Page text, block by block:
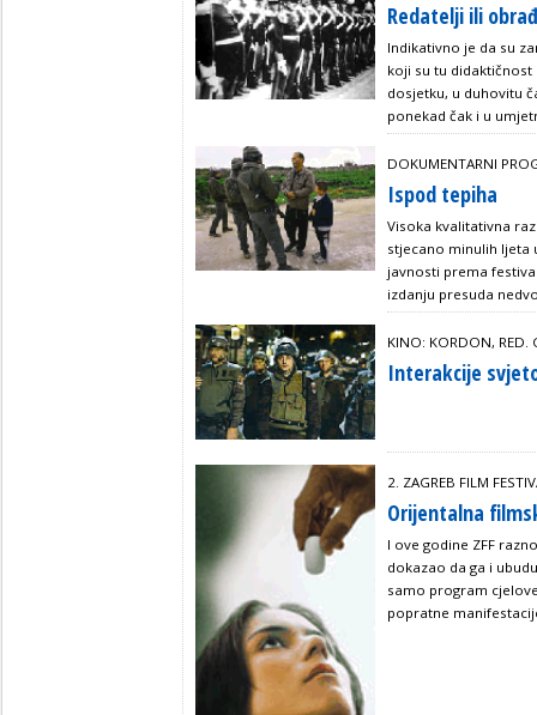
Redatelji ili
Indikativno je da su
koji su tu
dosjetku, u duhovitu
ponekad čak i u
DOKUMENTARNI
Ispod tepiha
Visoka kvalitativna
stjecano minulih ljeta
javnosti prema
izdanju presuda
KINO: KORDON, RED.
Interakcije
2. ZAGREB FILM
Orijentalna
I ove godine ZFF
dokazao da ga i
samo program
popratne